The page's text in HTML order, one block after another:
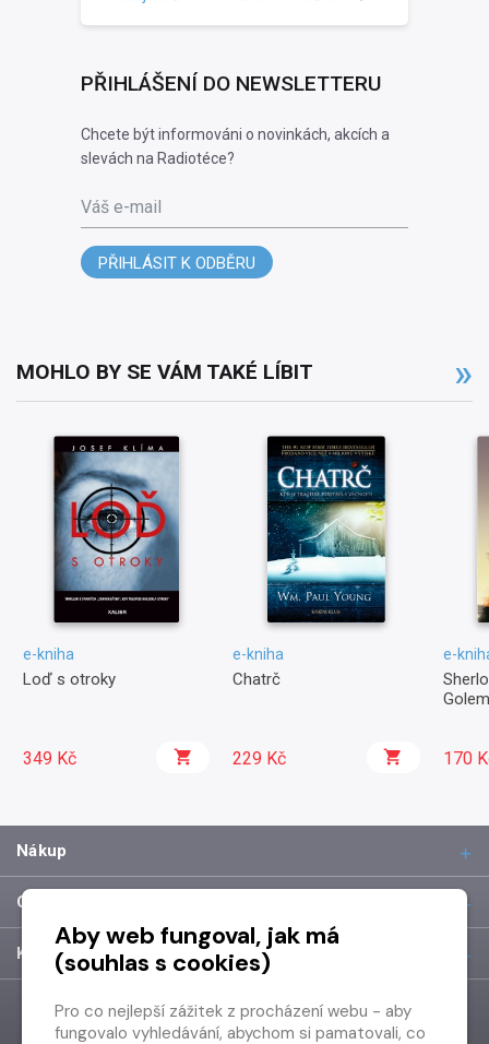
PŘIHLÁŠENÍ DO NEWSLETTERU
Chcete být informováni o novinkách, akcích a
slevách na Radiotéce?
Váš e-mail
PŘIHLÁSIT K ODBĚRU
MOHLO BY SE VÁM TAKÉ LÍBIT
e-kniha
Loď s otroky
349 Kč
e-kniha
Chatrč
229 Kč
e-
170
Nákup
O společnosti
Kontakt
Aby web fungoval, jak má
(souhlas s cookies)
Pro co nejlepší zážitek z procházení webu - aby
fungovalo vyhledávání, abychom si pamatovali, co